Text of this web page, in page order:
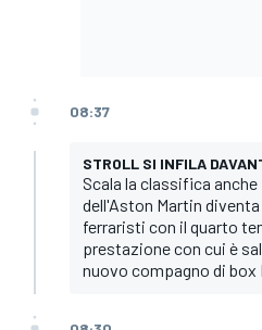
08:37
STROLL SI INFILA
Scala la classifica
dell'Aston Martin
ferraristi con il quarto
prestazione con cui è
nuovo compagno di box